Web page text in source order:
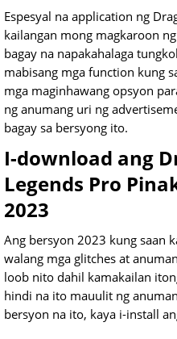
Espesyal na application ng
kailangan mong magkaroon
bagay na napakahalaga
mabisang mga function kung
mga maginhawang opsyon
ng anumang uri ng
bagay sa bersyong ito.
I-download ang
Legends Pro
2023
Ang bersyon 2023 kung saan
walang mga glitches at
loob nito dahil kamakailan
hindi na ito mauulit ng
bersyon na ito, kaya i-install